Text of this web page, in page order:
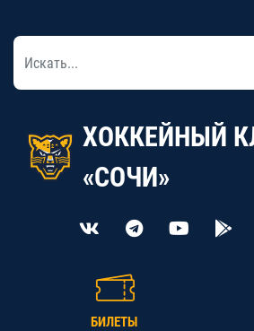
ХОККЕЙНЫЙ
«СОЧИ»
БИЛЕТЫ